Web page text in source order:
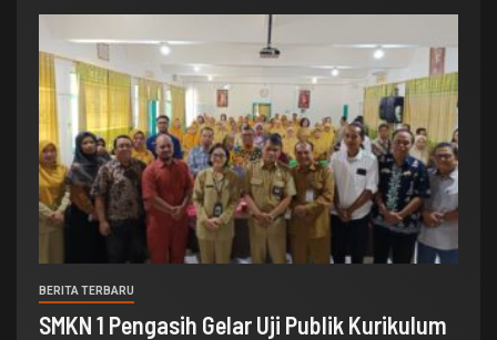
BERITA TERBARU
SMKN 1 Pengasih Gelar Uji Publik Kurikulum